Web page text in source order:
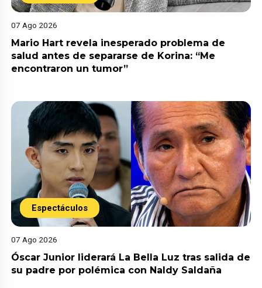
07 Ago 2026
Mario Hart revela inesperado problema de
salud antes de separarse de Korina: “Me
encontraron un tumor”
Espectáculos
07 Ago 2026
Óscar Junior liderará La Bella Luz tras salida de
su padre por polémica con Naldy Saldaña